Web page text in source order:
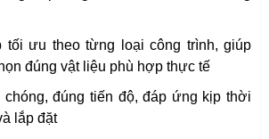
tối ưu theo từng loại công trình, giúp
đúng vật liệu phù hợp thực tế
chóng, đúng tiến độ, đáp ứng kịp thời
lắp đặt